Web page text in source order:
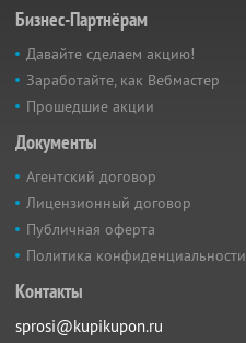
Бизнес-Партнёрам
Давайте сделаем акцию!
Заработайте, как Вебмастер
Прошедшие акции
Документы
Агентский договор
Лицензионный договор
Публичная оферта
Политика конфиденциальности
Контакты
sprosi@kupikupon.ru